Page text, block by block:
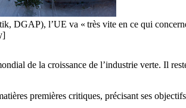
DGAP), l’UE va « très vite en ce qui
de la croissance de l’industrie verte. Il
premières critiques, précisant ses